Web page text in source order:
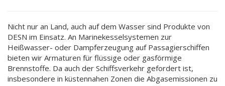
Nicht nur an Land, auch auf dem Wasser sind Produkte von
DESN im Einsatz. An Marinekesselsystemen zur
Heißwasser- oder Dampferzeugung auf Passagierschiffen
bieten wir Armaturen für flüssige oder gasförmige
Brennstoffe. Da auch der Schiffsverkehr gefordert ist,
insbesondere in küstennahen Zonen die Abgasemissionen zu